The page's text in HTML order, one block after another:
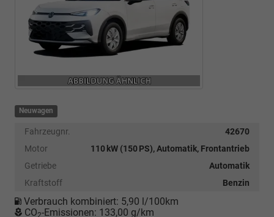
Neuwagen
Fahrzeugnr.
42670
Motor
110 kW (150 PS), Automatik, Frontantrieb
Getriebe
Automatik
Kraftstoff
Benzin
Verbrauch kombiniert: 5,90 l/100km
CO -Emissionen: 133,00 g/km